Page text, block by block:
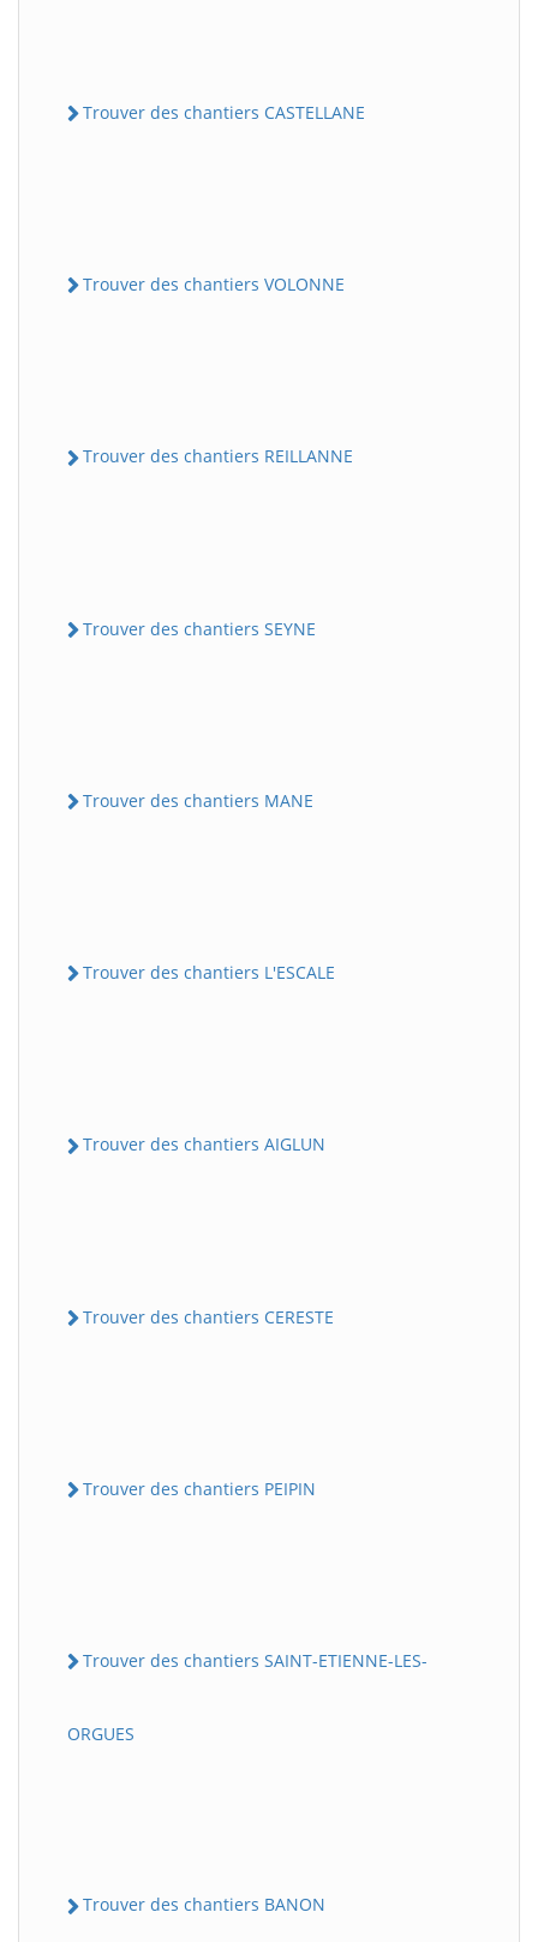
Trouver des chantiers CASTELLANE
Trouver des chantiers VOLONNE
Trouver des chantiers REILLANNE
Trouver des chantiers SEYNE
Trouver des chantiers MANE
Trouver des chantiers L'ESCALE
Trouver des chantiers AIGLUN
Trouver des chantiers CERESTE
Trouver des chantiers PEIPIN
Trouver des chantiers SAINT-ETIENNE-LES-
ORGUES
Trouver des chantiers BANON